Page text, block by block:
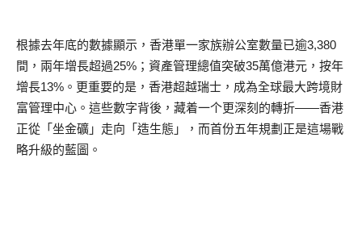
根據去年底的數據顯示，香港單一家族辦公室數量已逾3,380
間，兩年增長超過25%；資產管理總值突破35萬億港元，按年
增長13%。更重要的是，香港超越瑞士，成為全球最大跨境財
富管理中心。這些數字背後，藏着一个更深刻的轉折——香港
正從「坐金礦」走向「造生態」，而首份五年規劃正是這場戰
略升級的藍圖。